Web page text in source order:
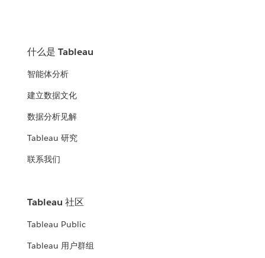
什么是 Tableau
智能体分析
建立数据文化
数据分析见解
Tableau 研究
联系我们
Tableau 社区
Tableau Public
Tableau 用户群组